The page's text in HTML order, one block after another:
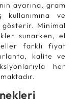
ayarına, gram
kullanımına ve
gösterir. Minimal
sunarken, el
farklı fiyat
kalite ve
her